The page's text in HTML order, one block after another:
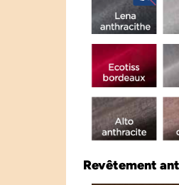
Revêtement